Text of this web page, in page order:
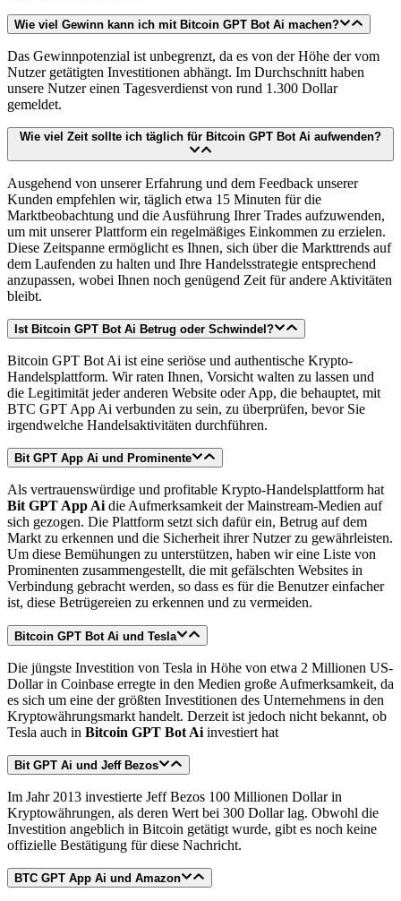
Wie viel Gewinn kann ich mit Bitcoin GPT Bot Ai machen?
Das Gewinnpotenzial ist unbegrenzt, da es von der Höhe der vom
Nutzer getätigten Investitionen abhängt. Im Durchschnitt haben
unsere Nutzer einen Tagesverdienst von rund 1.300 Dollar
gemeldet.
Wie viel Zeit sollte ich täglich für Bitcoin GPT Bot Ai aufwenden?
Ausgehend von unserer Erfahrung und dem Feedback unserer
Kunden empfehlen wir, täglich etwa 15 Minuten für die
Marktbeobachtung und die Ausführung Ihrer Trades aufzuwenden,
um mit unserer Plattform ein regelmäßiges Einkommen zu erzielen.
Diese Zeitspanne ermöglicht es Ihnen, sich über die Markttrends auf
dem Laufenden zu halten und Ihre Handelsstrategie entsprechend
anzupassen, wobei Ihnen noch genügend Zeit für andere Aktivitäten
bleibt.
Ist Bitcoin GPT Bot Ai Betrug oder Schwindel?
Bitcoin GPT Bot Ai ist eine seriöse und authentische Krypto-
Handelsplattform. Wir raten Ihnen, Vorsicht walten zu lassen und
die Legitimität jeder anderen Website oder App, die behauptet, mit
BTC GPT App Ai verbunden zu sein, zu überprüfen, bevor Sie
irgendwelche Handelsaktivitäten durchführen.
Bit GPT App Ai und Prominente
Als vertrauenswürdige und profitable Krypto-Handelsplattform hat
Bit GPT App Ai die Aufmerksamkeit der Mainstream-Medien auf
sich gezogen. Die Plattform setzt sich dafür ein, Betrug auf dem
Markt zu erkennen und die Sicherheit ihrer Nutzer zu gewährleisten.
Um diese Bemühungen zu unterstützen, haben wir eine Liste von
Prominenten zusammengestellt, die mit gefälschten Websites in
Verbindung gebracht werden, so dass es für die Benutzer einfacher
ist, diese Betrügereien zu erkennen und zu vermeiden.
Bitcoin GPT Bot Ai und Tesla
Die jüngste Investition von Tesla in Höhe von etwa 2 Millionen US-
Dollar in Coinbase erregte in den Medien große Aufmerksamkeit, da
es sich um eine der größten Investitionen des Unternehmens in den
Kryptowährungsmarkt handelt. Derzeit ist jedoch nicht bekannt, ob
Tesla auch in Bitcoin GPT Bot Ai investiert hat
Bit GPT Ai und Jeff Bezos
Im Jahr 2013 investierte Jeff Bezos 100 Millionen Dollar in
Kryptowährungen, als deren Wert bei 300 Dollar lag. Obwohl die
Investition angeblich in Bitcoin getätigt wurde, gibt es noch keine
offizielle Bestätigung für diese Nachricht.
BTC GPT App Ai und Amazon